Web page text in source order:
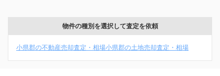
物件の種別を選択して査定を依頼
小県郡の不動産売却査定・相場小県郡の土地売却査定・相場